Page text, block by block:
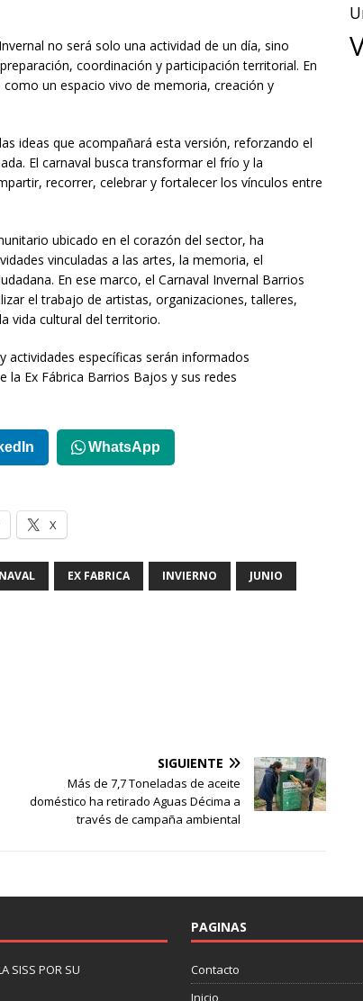
no será solo una actividad de un día, sino
coordinación y participación territorial. En
un espacio vivo de memoria, creación y
ideas que acompañará esta versión, reforzando el
El carnaval busca transformar el frío y la
recorrer, celebrar y fortalecer los vínculos entre
ubicado en el corazón del sector, ha
vinculadas a las artes, la memoria, el
En ese marco, el Carnaval Invernal Barrios
el trabajo de artistas, organizaciones, talleres,
vida cultural del territorio.
específicas serán informados
Ex Fábrica Barrios Bajos y sus redes
WhatsApp
X
EX FABRICA INVIERNO JUNIO
SIGUIENTE
Más de 7,7 Toneladas de aceite
doméstico ha retirado Aguas Décima a
través de campaña ambiental
SISS POR SU
PAGINAS
Contacto
Inicio